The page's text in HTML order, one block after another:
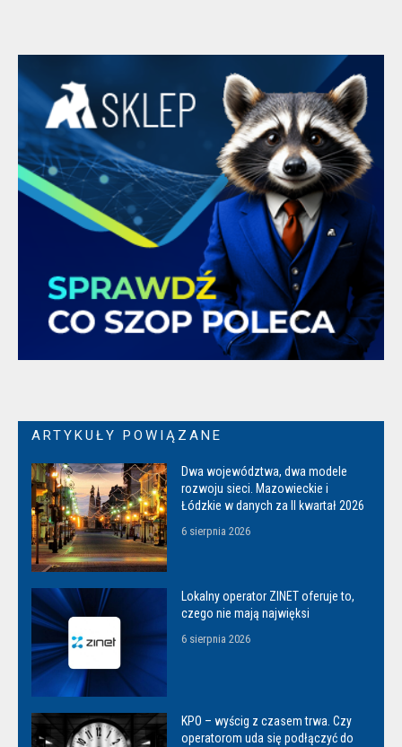
ARTYKUŁY POWIĄZANE
Dwa województwa, dwa modele
rozwoju sieci. Mazowieckie i
Łódzkie w danych za II kwartał 2026
6 sierpnia 2026
Lokalny operator ZINET oferuje to,
czego nie mają najwięksi
6 sierpnia 2026
KPO – wyścig z czasem trwa. Czy
operatorom uda się podłączyć do